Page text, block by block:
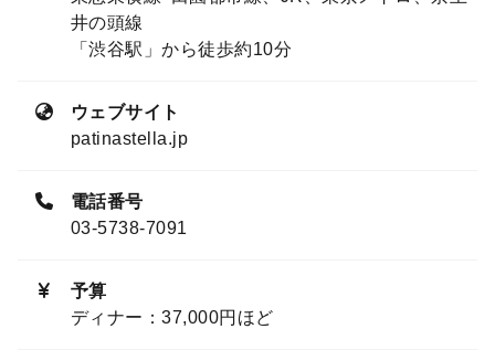
井の頭線
「渋谷駅」から徒歩約10分
ウェブサイト
patinastella.jp
電話番号
03-5738-7091
予算
ディナー：37,000円ほど